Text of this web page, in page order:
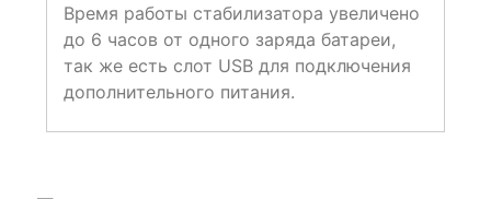
Время работы стабилизатора увеличено
до 6 часов от одного заряда батареи,
так же есть слот USB для подключения
дополнительного питания.